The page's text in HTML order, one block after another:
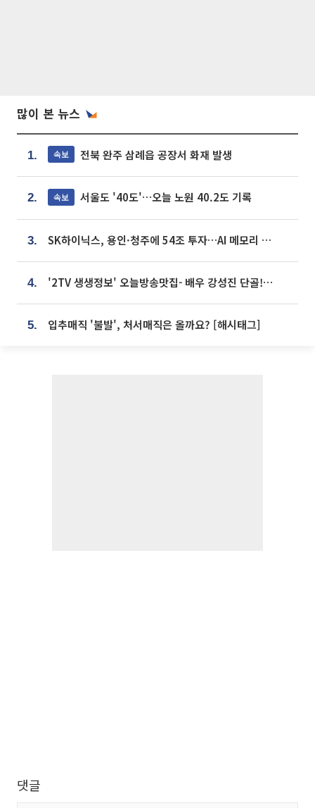
많이 본 뉴스
1. 속보 전북 완주 삼례읍 공장서 화재 발생
2. 속보 서울도 '40도'…오늘 노원 40.2도 기록
3. SK하이닉스, 용인·청주에 54조 투자…AI 메모리 생산기지 키운다
4. '2TV 생생정보' 오늘방송맛집- 배우 강성진 단골! 쌀국수ㆍ푸팟퐁 커리 맛집 '블○○○'
5. 입추매직 '불발', 처서매직은 올까요? [해시태그]
댓글